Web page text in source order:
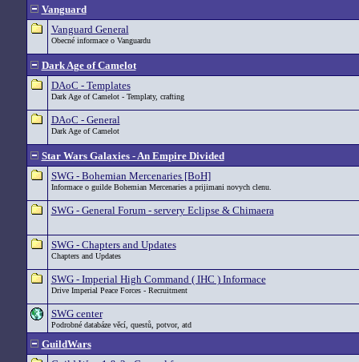
Vanguard
Vanguard General
Obecné informace o Vanguardu
Dark Age of Camelot
DAoC - Templates
Dark Age of Camelot - Templaty, crafting
DAoC - General
Dark Age of Camelot
Star Wars Galaxies - An Empire Divided
SWG - Bohemian Mercenaries [BoH]
Informace o guilde Bohemian Mercenaries a prijimani novych clenu.
SWG - General Forum - servery Eclipse & Chimaera
SWG - Chapters and Updates
Chapters and Updates
SWG - Imperial High Command ( IHC ) Informace
Drive Imperial Peace Forces - Recruitment
SWG center
Podrobné databáze věcí, questů, potvor, atd
GuildWars